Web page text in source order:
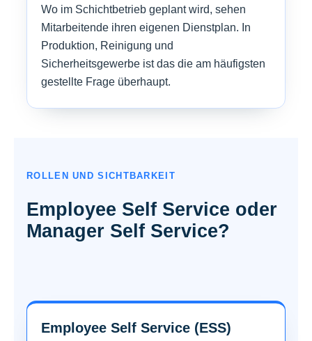
Wo im Schichtbetrieb geplant wird, sehen
Mitarbeitende ihren eigenen Dienstplan. In
Produktion, Reinigung und
Sicherheitsgewerbe ist das die am häufigsten
gestellte Frage überhaupt.
ROLLEN UND SICHTBARKEIT
Employee Self Service oder
Manager Self Service?
Employee Self Service (ESS)